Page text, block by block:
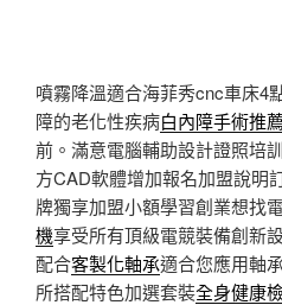
噴霧降溫適合海菲秀cnc車床4
障的老化性疾病白內障手術推薦
前。滿意電腦輔助設計證照培
方CAD軟體增加報名加盟說明
牌獨享加盟小額學習創業想找
機享受所有頂級電競裝備創新
配合客製化軸承適合您應用軸
所搭配特色加選套裝全身健康